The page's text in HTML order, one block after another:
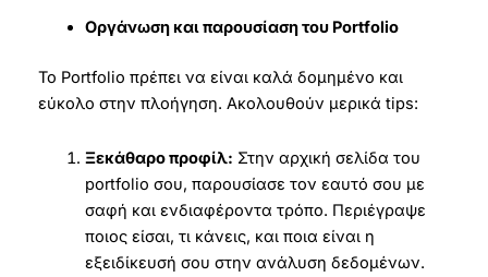
Οργάνωση και παρουσίαση του Portfolio
To Portfolio πρέπει να είναι καλά δομημένο και
εύκολο στην πλοήγηση. Ακολουθούν μερικά tips:
Ξεκάθαρο προφίλ: Στην αρχική σελίδα του
portfolio σου, παρουσίασε τον εαυτό σου με
σαφή και ενδιαφέροντα τρόπο. Περιέγραψε
ποιος είσαι, τι κάνεις, και ποια είναι η
εξειδίκευσή σου στην ανάλυση δεδομένων.